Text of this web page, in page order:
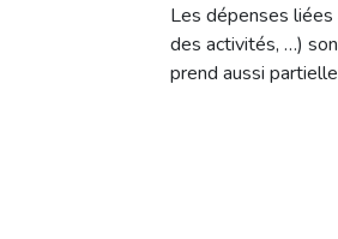
Les dépenses liées
des activités, …)
prend aussi